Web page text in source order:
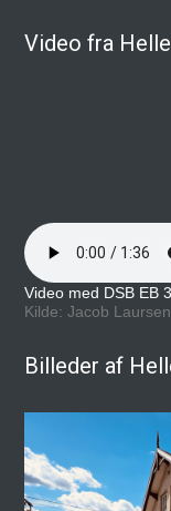
Video fra
Video med DSB EB
Kilde: Jacob
Billeder af